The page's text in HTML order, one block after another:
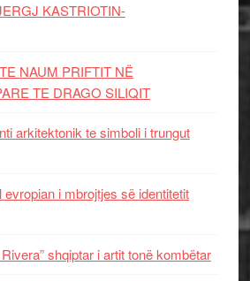
KASTRIOTIN-
NAUM PRIFTIT NË
TE DRAGO SILIQIT
arkitektonik te simboli i trungut
i mbrojtjes së identitetit
shqiptar i artit tonë kombëtar